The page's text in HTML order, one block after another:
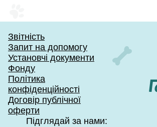
Звітність
Запит на допомогу
Установчі документи
Фонду
Політика
конфіденційності
Договір публічної
оферти
Підглядай за нами: